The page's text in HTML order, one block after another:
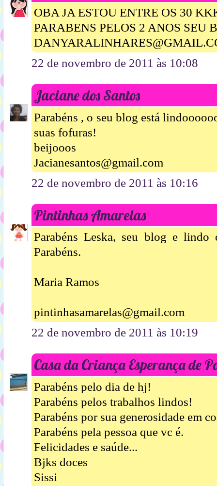
OBA JA ESTOU ENTRE OS 30
PARABENS PELOS 2 ANOS SEU
22 de novembro de 2011 às 10:08
Jaciane dos Santos
Parabéns , o seu blog está
suas fofuras!
beijooos
Jacianesantos@gmail.com
22 de novembro de 2011 às 10:16
Pintinhas Amarelas
Parabéns Leska, seu blog e lindo
Parabéns.
Maria Ramos
pintinhasamarelas@gmail.com
22 de novembro de 2011 às 10:19
Casa da Criança Esperança de
Parabéns pelo dia de hj!
Parabéns pelos trabalhos lindos!
Parabéns por sua generosidade em
Parabéns pela pessoa que vc é.
Felicidades e saúde...
Bjks doces
Sissi